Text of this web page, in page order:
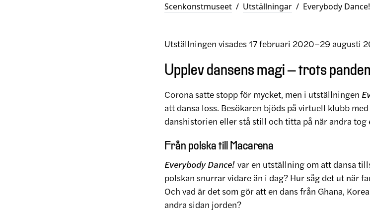
Scenkonstmuseet / Utställningar / Everybody Dance!
Utställningen visades 17 februari 2020–29 augusti
Upplev dansens magi – trots
Corona satte stopp för mycket, men i utställningen
att dansa loss. Besökaren bjöds på virtuell klubb
danshistorien eller stå still och titta på när andra tog
Från polska till Macarena
Everybody Dance! var en utställning om att dansa
polskan snurrar vidare än i dag? Hur såg det ut när
Och vad är det som gör att en dans från Ghana,
andra sidan jorden?